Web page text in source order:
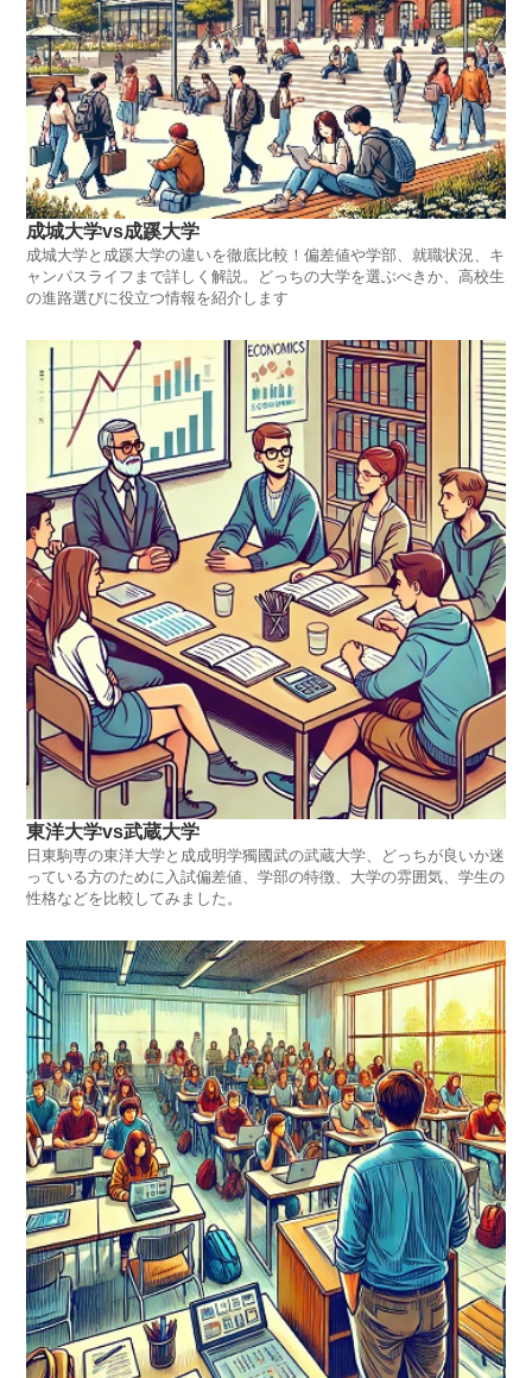
成城大学vs成蹊大学
成城大学と成蹊大学の違いを徹底比較！偏差値や学部、就職状況、キ
ャンパスライフまで詳しく解説。どっちの大学を選ぶべきか、高校生
の進路選びに役立つ情報を紹介します
東洋大学vs武蔵大学
日東駒専の東洋大学と成成明学獨國武の武蔵大学、どっちが良いか迷
っている方のために入試偏差値、学部の特徴、大学の雰囲気、学生の
性格などを比較してみました。